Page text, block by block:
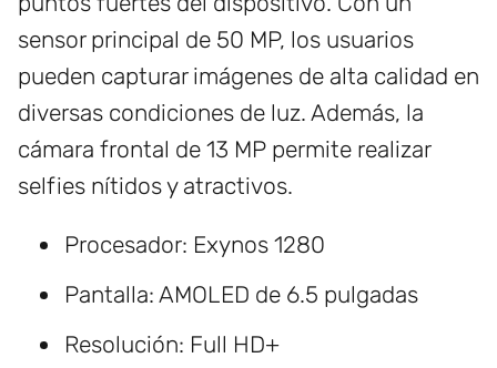
sensor principal de 50 MP, los usuarios
pueden capturar imágenes de alta calidad en
diversas condiciones de luz. Además, la
cámara frontal de 13 MP permite realizar
selfies nítidos y atractivos.
Procesador: Exynos 1280
Pantalla: AMOLED de 6.5 pulgadas
Resolución: Full HD+